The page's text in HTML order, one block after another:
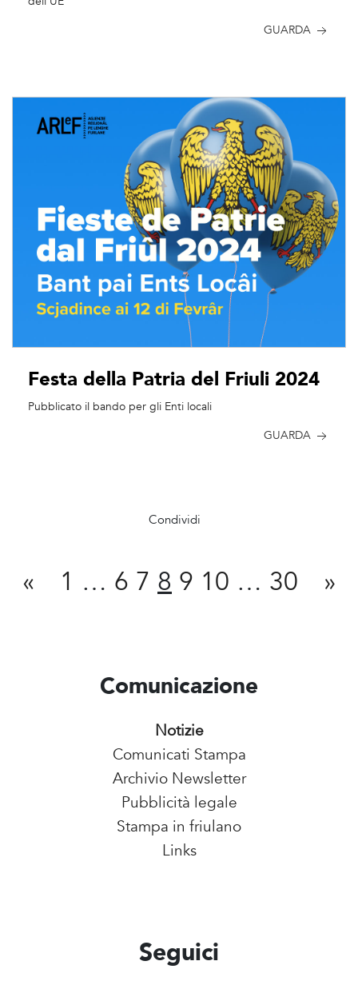
GUARDA
Festa della Patria del Friuli 2024
Pubblicato il bando per gli Enti locali
GUARDA
Condividi
« 1 … 6 7 8 9 10 … 30 »
Comunicazione
Notizie
Comunicati Stampa
Archivio Newsletter
Pubblicità legale
Stampa in friulano
Links
Seguici